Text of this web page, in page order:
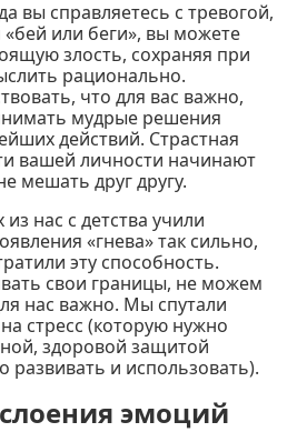
вы справляетесь с тревогой,
или беги», вы можете
злость, сохраняя при
рационально.
что для вас важно,
мудрые решения
действий. Страстная
вашей личности начинают
мешать друг другу.
нас с детства учили
«гнева» так сильно,
эту способность.
свои границы, не можем
нас важно. Мы спутали
стресс (которую нужно
здоровой защитой
развивать и использовать).
эмоций